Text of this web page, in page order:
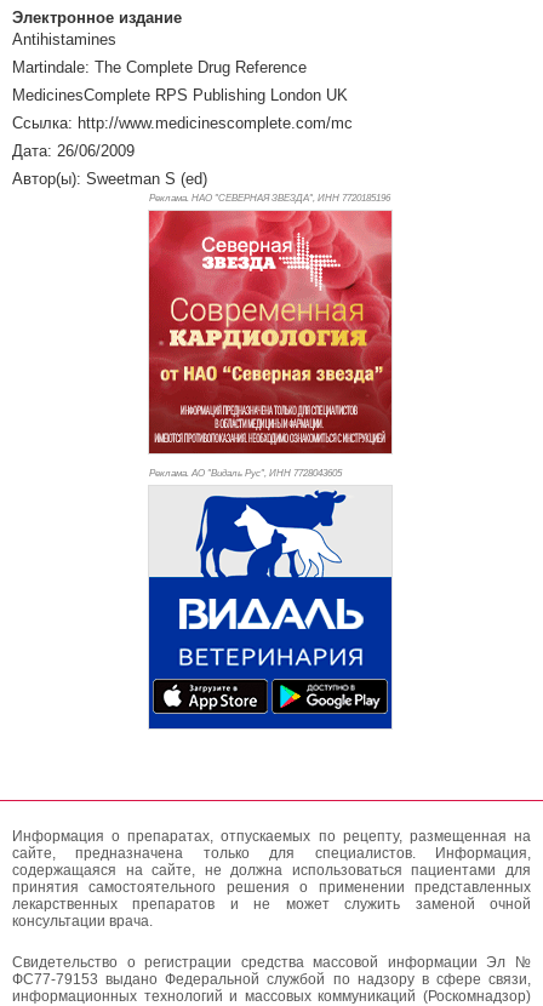
Электронное издание
Antihistamines
Martindale: The Complete Drug Reference
MedicinesComplete RPS Publishing London UK
Ссылка: http://www.medicinescomplete.com/mc
Дата: 26/06/2009
Автор(ы): Sweetman S (ed)
Реклама. НАО "СЕВЕРНАЯ ЗВЕЗДА", ИНН 7720185196
Реклама. АО "Видаль Рус", ИНН 7728043605
Информация о препаратах, отпускаемых по рецепту, размещенная на
сайте, предназначена только для специалистов. Информация,
содержащаяся на сайте, не должна использоваться пациентами для
принятия самостоятельного решения о применении представленных
лекарственных препаратов и не может служить заменой очной
консультации врача.
Свидетельство о регистрации средства массовой информации Эл №
ФС77-79153 выдано Федеральной службой по надзору в сфере связи,
информационных технологий и массовых коммуникаций (Роскомнадзор)